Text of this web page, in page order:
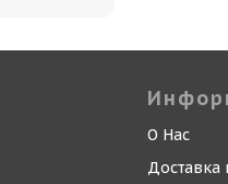
О Нас
Доставка